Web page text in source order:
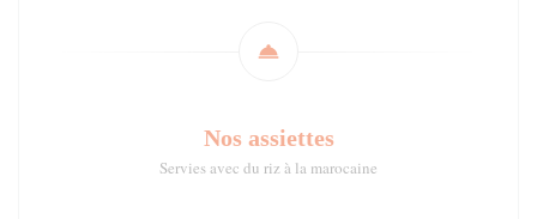
Nos assiettes
Servies avec du riz à la marocaine